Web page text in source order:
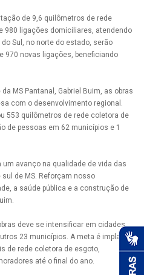
de 9,6 quilômetros de rede
980 ligações domiciliares, atendendo
Sul, no norte do estado, serão
970 novas ligações, beneficiando
MS Pantanal, Gabriel Buim, as obras
com o desenvolvimento regional.
553 quilômetros de rede coletora de
de pessoas em 62 municípios e 1
avanço na qualidade de vida das
de MS. Reforçam nosso
a saúde pública e a construção de
deve se intensificar em cidades
23 municípios. A meta é implantar
de rede coletora de esgoto,
até o final do ano.